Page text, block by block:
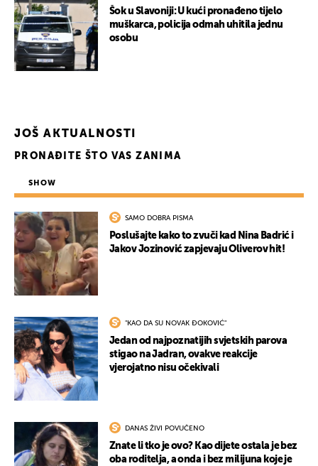
Šok u Slavoniji: U kući pronađeno tijelo
muškarca, policija odmah uhitila jednu
osobu
JOŠ AKTUALNOSTI
PRONAĐITE ŠTO VAS ZANIMA
SHOW
SAMO DOBRA PISMA
Poslušajte kako to zvuči kad Nina Badrić i
Jakov Jozinović zapjevaju Oliverov hit!
"KAO DA SU NOVAK ĐOKOVIĆ"
Jedan od najpoznatijih svjetskih parova
stigao na Jadran, ovakve reakcije
vjerojatno nisu očekivali
DANAS ŽIVI POVUČENO
Znate li tko je ovo? Kao dijete ostala je bez
oba roditelja, a onda i bez milijuna koje je